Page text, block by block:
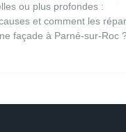
ou plus profondes :
et comment les
façade à Parné-sur-Roc